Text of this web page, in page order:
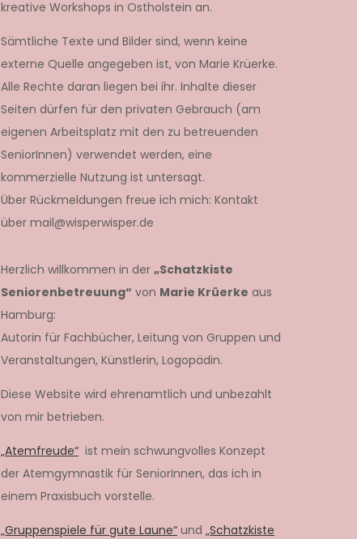
kreative Workshops in Ostholstein an.
Sämtliche Texte und Bilder sind, wenn keine
externe Quelle angegeben ist, von Marie Krüerke.
Alle Rechte daran liegen bei ihr. Inhalte dieser
Seiten dürfen für den privaten Gebrauch (am
eigenen Arbeitsplatz mit den zu betreuenden
SeniorInnen) verwendet werden, eine
kommerzielle Nutzung ist untersagt.
Über Rückmeldungen freue ich mich: Kontakt
über mail@wisperwisper.de
Herzlich willkommen in der „Schatzkiste
Seniorenbetreuung“ von Marie Krüerke aus
Hamburg:
Autorin für Fachbücher, Leitung von Gruppen und
Veranstaltungen, Künstlerin, Logopädin.
Diese Website wird ehrenamtlich und unbezahlt
von mir betrieben.
„Atemfreude“ ist mein schwungvolles Konzept
der Atemgymnastik für SeniorInnen, das ich in
einem Praxisbuch vorstelle.
„Gruppenspiele für gute Laune“ und „Schatzkiste